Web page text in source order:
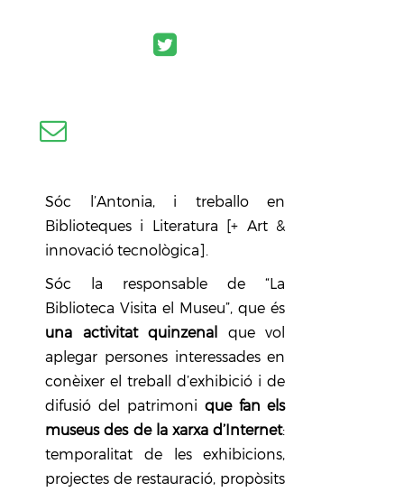
Sóc l’Antonia, i treballo en
Biblioteques i Literatura [+ Art &
innovació tecnològica].
Sóc la responsable de “La
Biblioteca Visita el Museu”, que és
una activitat quinzenal que vol
aplegar persones interessades en
conèixer el treball d’exhibició i de
difusió del patrimoni que fan els
museus des de la xarxa d’Internet:
temporalitat de les exhibicions,
projectes de restauració, propòsits